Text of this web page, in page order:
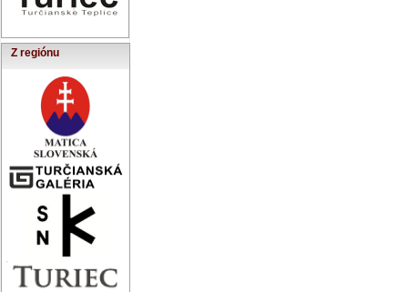
Z regiónu